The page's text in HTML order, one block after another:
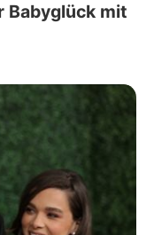
Babyglück mit